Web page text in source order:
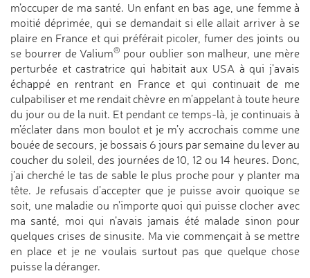
m’occuper de ma santé. Un enfant en bas age, une femme à
moitié déprimée, qui se demandait si elle allait arriver à se
plaire en France et qui préférait picoler, fumer des joints ou
se bourrer de Valium® pour oublier son malheur, une mère
perturbée et castratrice qui habitait aux USA à qui j’avais
échappé en rentrant en France et qui continuait de me
culpabiliser et me rendait chèvre en m’appelant à toute heure
du jour ou de la nuit. Et pendant ce temps-là, je continuais à
m’éclater dans mon boulot et je m’y accrochais comme une
bouée de secours, je bossais 6 jours par semaine du lever au
coucher du soleil, des journées de 10, 12 ou 14 heures. Donc,
j’ai cherché le tas de sable le plus proche pour y planter ma
tête. Je refusais d’accepter que je puisse avoir quoique se
soit, une maladie ou n’importe quoi qui puisse clocher avec
ma santé, moi qui n’avais jamais été malade sinon pour
quelques crises de sinusite. Ma vie commençait à se mettre
en place et je ne voulais surtout pas que quelque chose
puisse la déranger.